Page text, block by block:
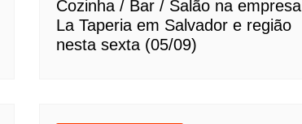
Cozinha / Bar / Salão na empresa
La Taperia em Salvador e região
nesta sexta (05/09)